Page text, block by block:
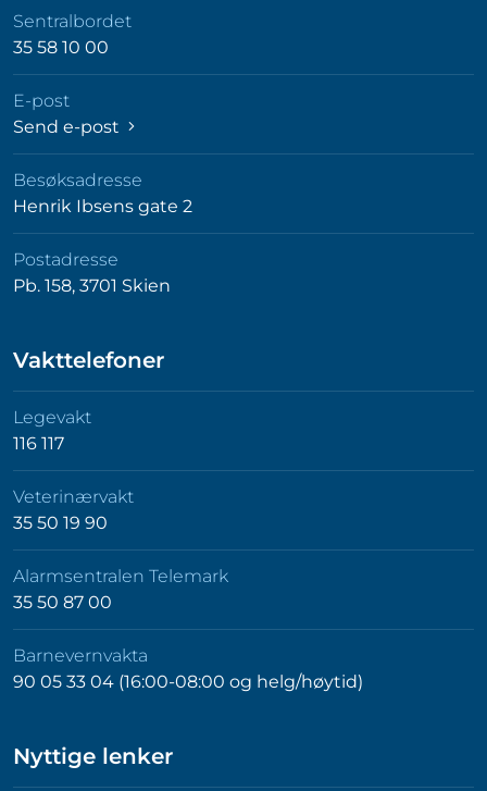
Sentralbordet
35 58 10 00
E-post
Send e-post
Besøksadresse
Henrik Ibsens gate 2
Postadresse
Pb. 158, 3701 Skien
Vakttelefoner
Legevakt
116 117
Veterinærvakt
35 50 19 90
Alarmsentralen Telemark
35 50 87 00
Barnevernvakta
90 05 33 04 (16:00-08:00 og helg/høytid)
Nyttige lenker